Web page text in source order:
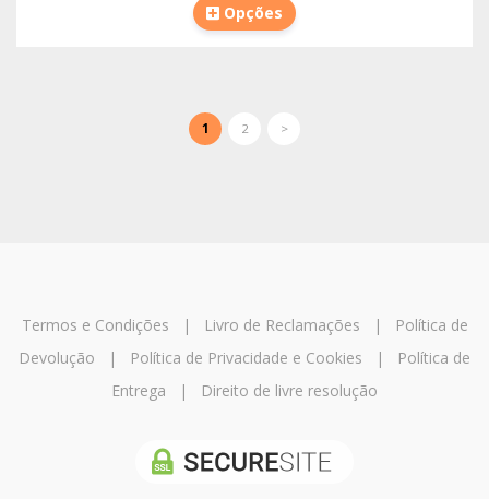
Opções
1 2 >
Termos e Condições | Livro de Reclamações |
Política de
Devolução | Política de Privacidade e Cookies |
Política de
Entrega | Direito de livre resolução